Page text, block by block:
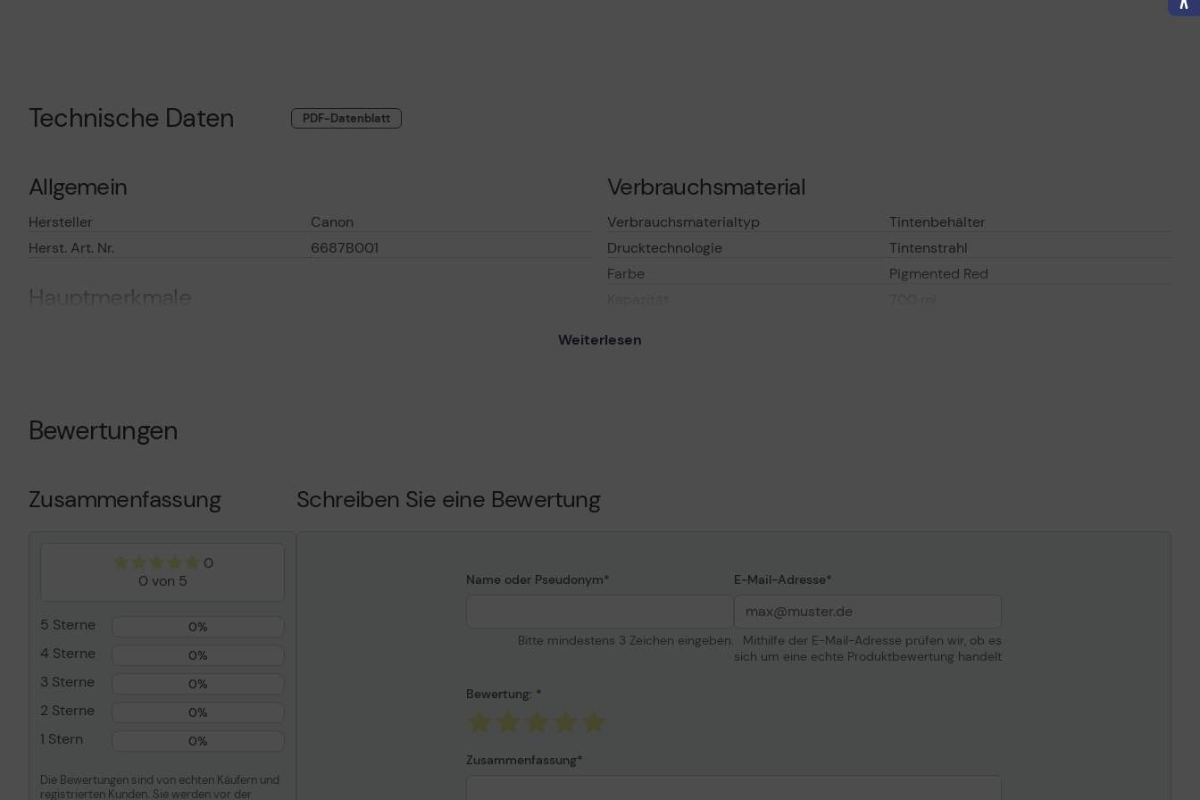
Technische Daten PDF-Datenblatt
Allgemein
Hersteller
Canon
Herst. Art. Nr.
6687B001
Hauptmerkmale
Druckfarbe
iPF9400S
Verbrauchsmaterial
Verbrauchsmaterialtyp
Tintenbehälter
Drucktechnologie
Tintenstrahl
Farbe
Pigmented Red
Informationen zur Kompatibilität
Weiterlesen
Bewertungen
Zusammenfassung
0
0 von 5
5 Sterne 0%
4 Sterne 0%
3 Sterne 0%
2 Sterne 0%
1 Stern 0%
Die Bewertungen sind von echten Käufern und
registrierten Kunden. Sie werden vor der
Schreiben Sie eine Bewertung
Name oder Pseudonym
Bitte mindestens 3 Zeichen eingeben.
E-Mail-Adresse
Mithilfe der E-Mail-Adresse prüfen wir, ob es
sich um eine echte Produktbewertung handelt
Bewertung:
Zusammenfassung